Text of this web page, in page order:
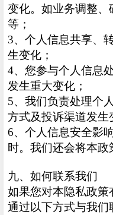
变化。如业务调整
等；
3、个人信息共享、
生变化；
4、您参与个人信息
发生重大变化；
5、我们负责处理个
方式及投诉渠道发生
6、个人信息安全影
时。我们还会将本政
九、如何联系我们
如果您对本隐私政
通过以下方式与我们